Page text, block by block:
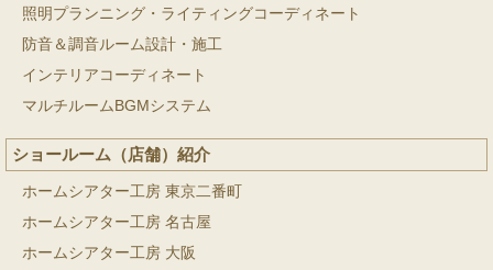
照明プランニング・ライティングコーディネート
防音＆調音ルーム設計・施工
インテリアコーディネート
マルチルームBGMシステム
ショールーム（店舗）紹介
ホームシアター工房 東京二番町
ホームシアター工房 名古屋
ホームシアター工房 大阪